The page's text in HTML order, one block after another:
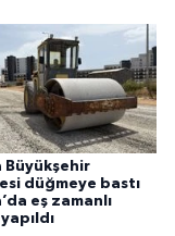
Büyükşehir
düğmeye bastı
eş zamanlı